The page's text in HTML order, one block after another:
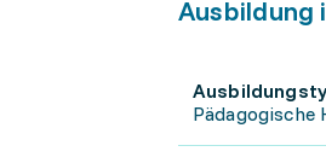
Ausbildung
Pädagogische